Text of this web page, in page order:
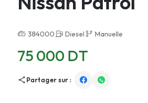
384000 Diesel Manuelle
75 000 DT
Partager sur :